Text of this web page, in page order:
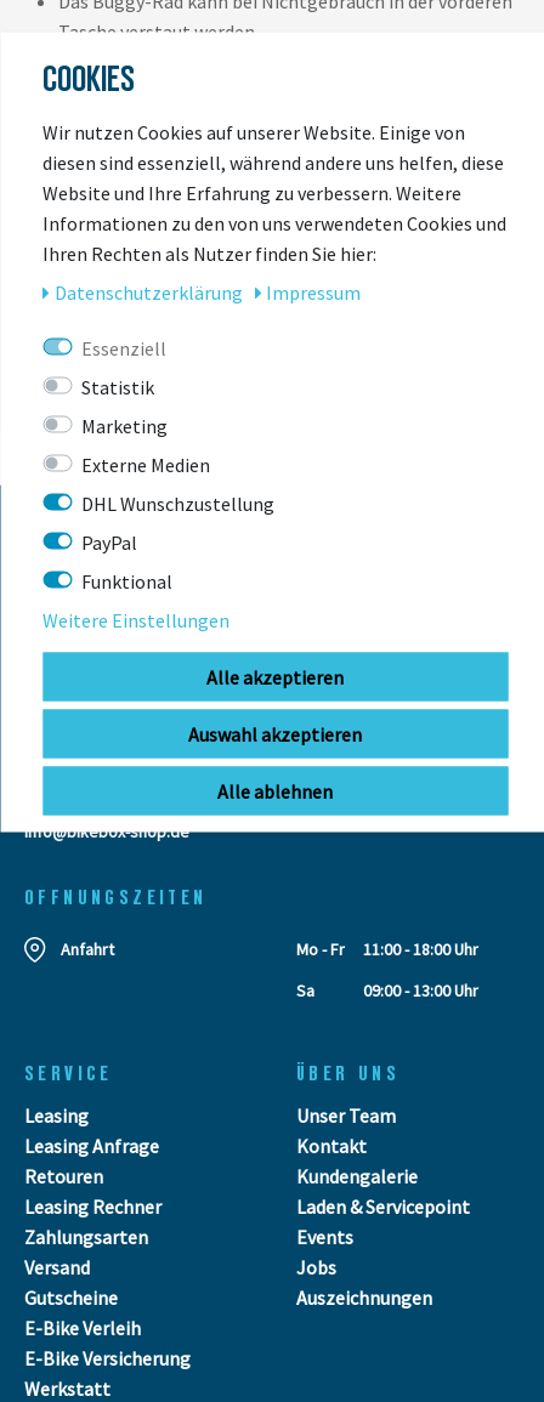
Tasche verstaut werden
ZULETZT
ANGESEHEN
KONTAKT
BIKEBOX GmbH
Stuttgarter Str. 72 78628 Rottweil-
Neufra
info@bikebox-shop.de
0741 206770-00
Telefonzeiten:
Mo-Fr: 09:00 - 12:00 Uhr
OFFNUNGSZEITEN
Anfahrt Mo - Fr
11:00 - 18:00 Uhr
Sa
09:00 - 13:00 Uhr
SERVICE
Leasing
Leasing Anfrage
Retouren
Leasing Rechner
Zahlungsarten
Versand
Gutscheine
E-Bike Verleih
E-Bike Versicherung
Werkstatt
ÜBER UNS
Unser Team
Kontakt
Kundengalerie
Laden & Servicepoint
Events
Jobs
Auszeichnungen
COOKIES
Wir nutzen Cookies auf unserer Website. Einige von
diesen sind essenziell, während andere uns helfen, diese
Website und Ihre Erfahrung zu verbessern. Weitere
Informationen zu den von uns verwendeten Cookies und
Ihren Rechten als Nutzer finden Sie hier:
Daten­schutz­erklärung
Impressum
Essenziell
Statistik
Marketing
Externe Medien
DHL Wunschzustellung
PayPal
Funktional
Weitere Einstellungen
Alle akzeptieren
Auswahl akzeptieren
Alle ablehnen